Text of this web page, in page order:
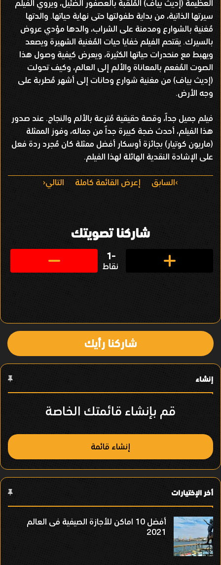
العظيمة (إديث بياف) المُلقبة بالعصفور الضئيل، ويروي الفيلم
سيرتها الذاتية، من بداية طفولتها حتى نهاية حياتها. والدتها
مُغنية بالشوارع ومدمنة على الشراب، والدها مؤدي عروض
بالسيرك. يقتحم الفيلم خفايا حيات المُغنية الشهيرة ويصعد
ويهبط مع منحدرات حياتها الكثيرة، ويعرض كيفية وصول هذا
الصوت المُفعم بالمعاناة والألم إلى العالم، وكيف تحولت
(إديث بياف) من مغنية شوارع وحانات إلى أشهر مُطربة على
وجه الأرض.
فيلم جميل جداً، وقصة حقيقية مُترعة بالألم والنجاح. عند صدور
هذا الفيلم، أحدث ضجة كبيرة جداً من جماله، وفوز الممثلة
(ماريون كوتيار) بجائزة أوسكار أفضل ممثلة كان مُجرد ردة فعل
على الإشادة النقدية الهائلة لهذا الفيلم.
ا
ل
ع
ن
السابق إعرض القائمة كاملة التالي
شاركنا تصويتك
-1
نقاط
شاركنا رأيك
إنشاء
قم بإنشاء قائمتك الخاصة
إنشاء قائمة
أخر الإختيارات
أفضل 10 اماكن للأجازة الصيفية فى العالم
2021